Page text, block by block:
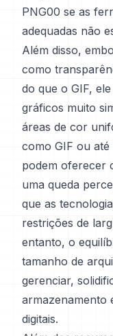
PNG00 se as
adequadas não
Além disso,
como
do que o GIF,
gráficos muito
áreas de cor
como GIF ou até
podem oferecer
uma queda
que as
restrições de
entanto, o
tamanho de
gerenciar,
armazenamento
digitais.